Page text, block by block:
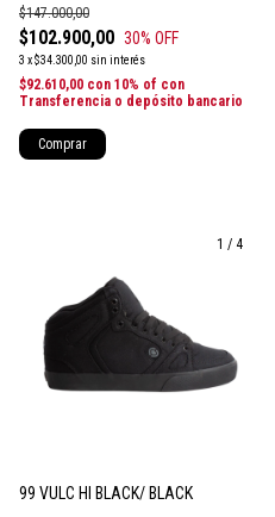
$102.900,00
$147.000,00
30% OFF
3 x$34.300,00 sin interés
$92.610,00 con 10% of con
Transferencia o depósito bancario
Comprar
1 / 4
99 VULC HI BLACK/ BLACK